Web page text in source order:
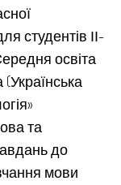
студентів ІІ-
освіта
(Українська
та
до
мови